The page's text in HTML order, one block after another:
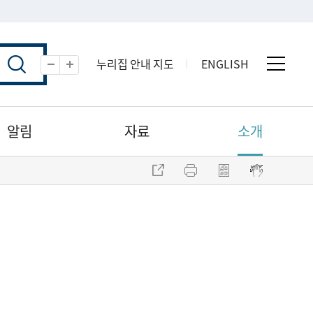
축소 누리집 안내 지도 ENGLISH
알림 자료 소개
주소 복사 프린트 점자파일 내려받기